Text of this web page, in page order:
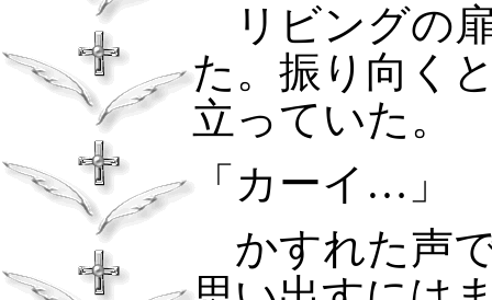
リビングの
た。振り向く
立っていた。
「カーイ…」
かすれた声